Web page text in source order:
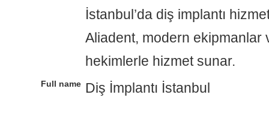
İstanbul’da diş implantı
Aliadent, modern ekipmanlar
hekimlerle hizmet sunar.
Full name Diş İmplantı İstanbul